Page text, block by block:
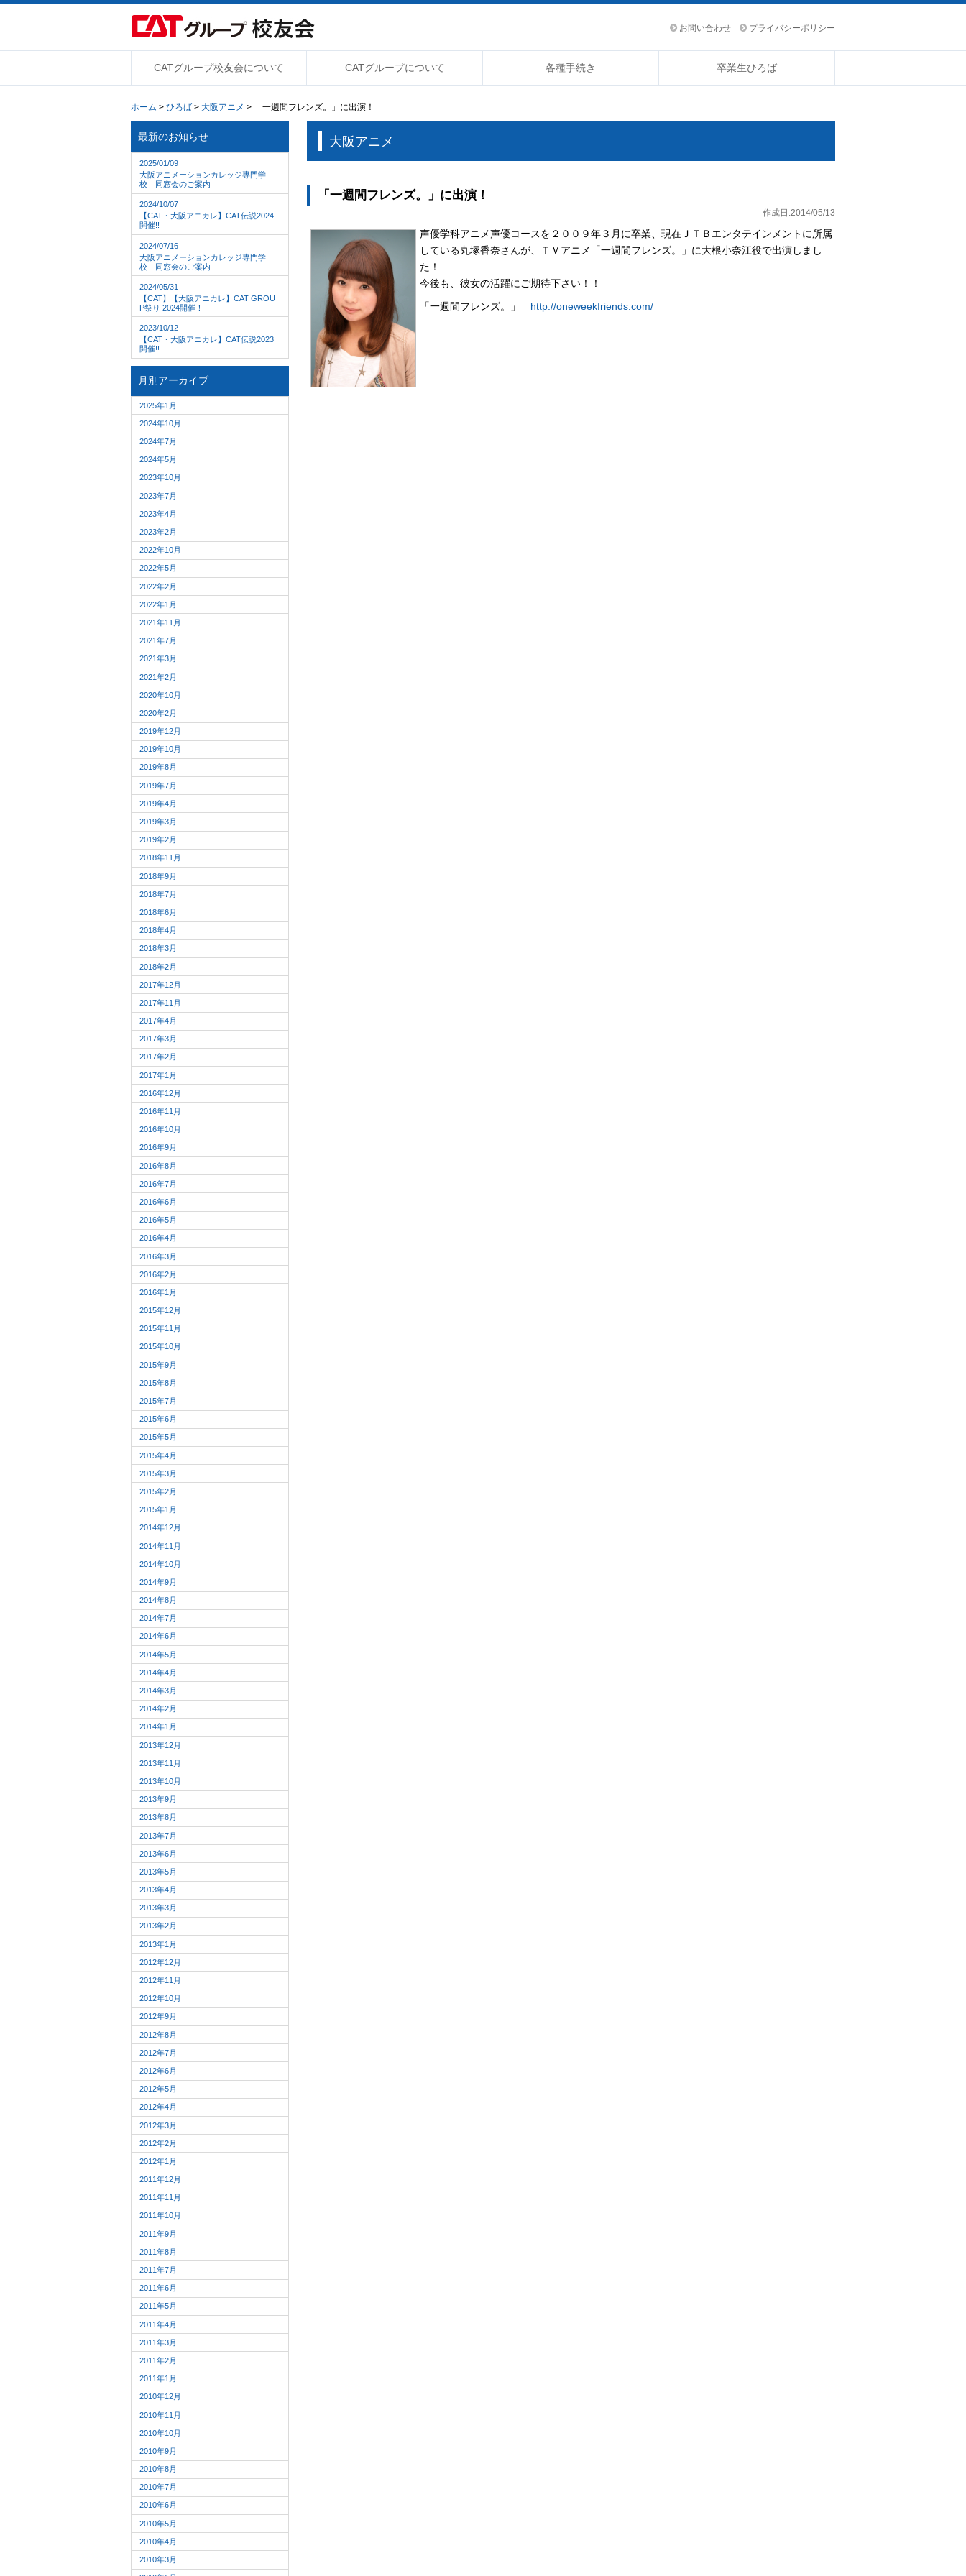
お問い合わせ プライバシーポリシー
CATグループ校友会について CATグループについて 各種手続き 卒業生ひろば
ホーム > ひろば > 大阪アニメ > 「一週間フレンズ。」に出演！
大阪アニメ
「一週間フレンズ。」に出演！
作成日:2014/05/13
声優学科アニメ声優コースを２００９年３月に卒業、現在ＪＴＢエンタテインメントに所属
している丸塚香奈さんが、ＴＶアニメ「一週間フレンズ。」に大根小奈江役で出演しまし
た！
今後も、彼女の活躍にご期待下さい！！
「一週間フレンズ。」 http://oneweekfriends.com/
最新のお知らせ
2025/01/09
大阪アニメーションカレッジ専門学
校 同窓会のご案内
2024/10/07
【CAT・大阪アニカレ】CAT伝説2024
開催!!
2024/07/16
大阪アニメーションカレッジ専門学
校 同窓会のご案内
2024/05/31
【CAT】【大阪アニカレ】CAT GROU
P祭り 2024開催！
2023/10/12
【CAT・大阪アニカレ】CAT伝説2023
開催!!
月別アーカイブ
2025年1月
2024年10月
2024年7月
2024年5月
2023年10月
2023年7月
2023年4月
2023年2月
2022年10月
2022年5月
2022年2月
2022年1月
2021年11月
2021年7月
2021年3月
2021年2月
2020年10月
2020年2月
2019年12月
2019年10月
2019年8月
2019年7月
2019年4月
2019年3月
2019年2月
2018年11月
2018年9月
2018年7月
2018年6月
2018年4月
2018年3月
2018年2月
2017年12月
2017年11月
2017年4月
2017年3月
2017年2月
2017年1月
2016年12月
2016年11月
2016年10月
2016年9月
2016年8月
2016年7月
2016年6月
2016年5月
2016年4月
2016年3月
2016年2月
2016年1月
2015年12月
2015年11月
2015年10月
2015年9月
2015年8月
2015年7月
2015年6月
2015年5月
2015年4月
2015年3月
2015年2月
2015年1月
2014年12月
2014年11月
2014年10月
2014年9月
2014年8月
2014年7月
2014年6月
2014年5月
2014年4月
2014年3月
2014年2月
2014年1月
2013年12月
2013年11月
2013年10月
2013年9月
2013年8月
2013年7月
2013年6月
2013年5月
2013年4月
2013年3月
2013年2月
2013年1月
2012年12月
2012年11月
2012年10月
2012年9月
2012年8月
2012年7月
2012年6月
2012年5月
2012年4月
2012年3月
2012年2月
2012年1月
2011年12月
2011年11月
2011年10月
2011年9月
2011年8月
2011年7月
2011年6月
2011年5月
2011年4月
2011年3月
2011年2月
2011年1月
2010年12月
2010年11月
2010年10月
2010年9月
2010年8月
2010年7月
2010年6月
2010年5月
2010年4月
2010年3月